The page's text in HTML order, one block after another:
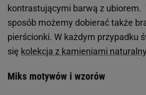
kontrastującymi barwą z ubiorem.
sposób możemy dobierać także
pierścionki. W każdym przypadku
się kolekcja z kamieniami
Miks motywów i wzorów